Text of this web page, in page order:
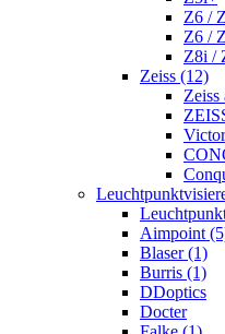
Z6 /
Z6 /
Z8i /
Zeiss (12)
Zeiss
Aimpoint
Blaser (1)
Burris (1)
DDoptics
Docter